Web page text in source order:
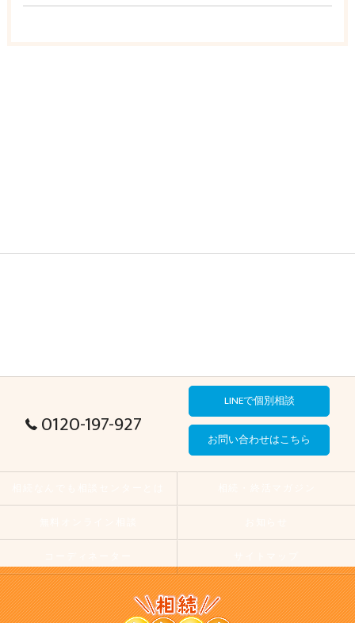
0120-197-927
LINEで個別相談
お問い合わせはこちら